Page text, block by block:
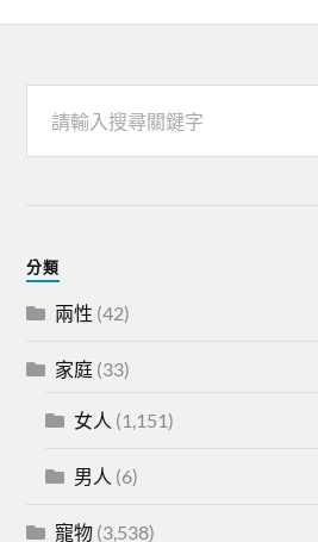
分類
兩性 (42)
家庭 (33)
女人 (1,151)
男人 (6)
寵物 (3,538)